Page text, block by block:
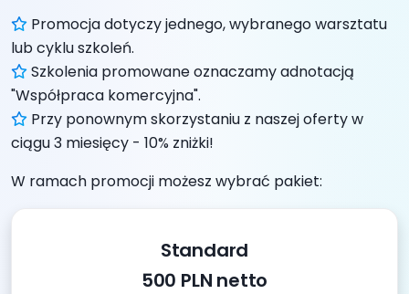
Promocja dotyczy jednego, wybranego warsztatu
lub cyklu szkoleń.
Szkolenia promowane oznaczamy adnotacją
"Współpraca komercyjna".
Przy ponownym skorzystaniu z naszej oferty w
ciągu 3 miesięcy - 10% zniżki!
W ramach promocji możesz wybrać pakiet:
Standard
500 PLN netto